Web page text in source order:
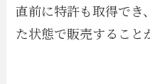
直前に特許も取得でき
た状態で販売すること